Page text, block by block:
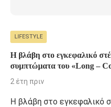
LIFESTYLE
Η βλάβη στο εγκεφαλικό
συμπτώματα του «Long –
2 έτη πριν
Η βλάβη στο εγκεφαλικό